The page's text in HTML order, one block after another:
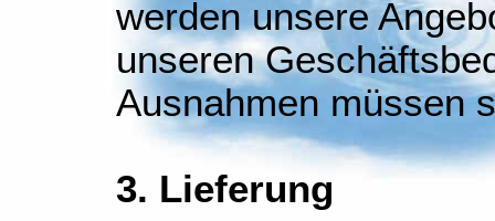
werden unsere
unseren
Ausnahmen müssen
3. Lieferung